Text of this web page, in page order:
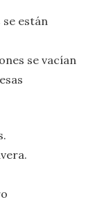
se están
se vacían